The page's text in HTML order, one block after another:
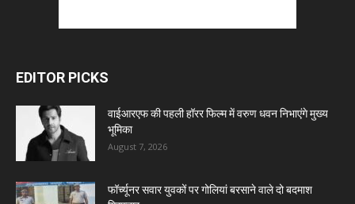
EDITOR PICKS
वाईआरएफ की पहली हॉरर फिल्म में वरुण धवन निभाएंगे मुख्य
भूमिका
August 7, 2026
फॉर्च्यूनर सवार युवकों पर गोलियां बरसाने वाले दो बदमाश